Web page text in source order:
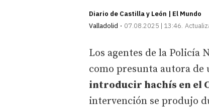
Diario de Castilla y León | El Mundo
Valladolid
07.08.2025 | 13:46
Los agentes de la Policía
como presunta autora
introducir hachís en el
intervención se produjo